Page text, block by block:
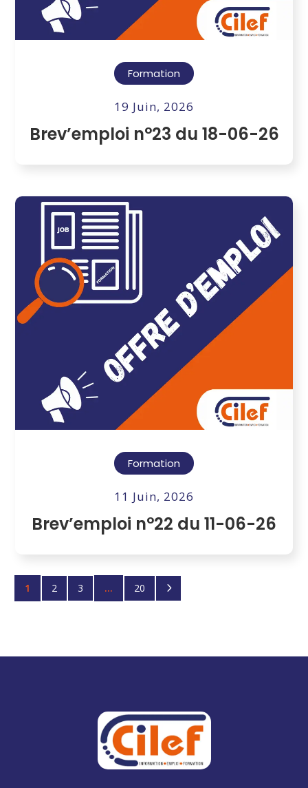
Formation
19 Juin, 2026
Brev’emploi n°23 du 18-06-26
Formation
11 Juin, 2026
Brev’emploi n°22 du 11-06-26
1 2 3 … 20 5